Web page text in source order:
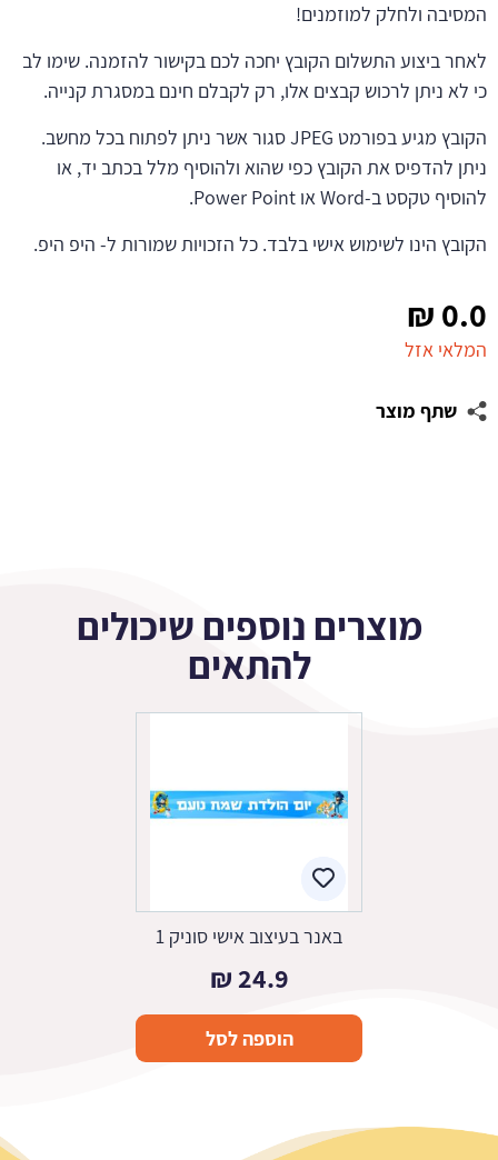
0.0
₪
המלאי אזל
שתף מוצר
המסיבה ולחלק למוזמנים!
לאחר ביצוע התשלום הקובץ יחכה לכם בקישור להזמנה. שימו לב
כי לא ניתן לרכוש קבצים אלו, רק לקבלם חינם במסגרת קנייה.
הקובץ מגיע בפורמט JPEG סגור אשר ניתן לפתוח בכל מחשב.
ניתן להדפיס את הקובץ כפי שהוא ולהוסיף מלל בכתב יד, או
להוסיף טקסט ב-Word או Power Point.
הקובץ הינו לשימוש אישי בלבד. כל הזכויות שמורות ל- היפ היפ.
מוצרים נוספים שיכולים
להתאים
באנר בעיצוב אישי סוניק 1
24.9
₪
הוספה לסל